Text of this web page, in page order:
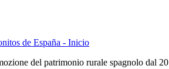
de España - Inicio
del patrimonio rurale spagnolo dal